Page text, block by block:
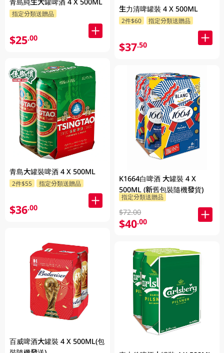
指定分類送贈品
$25.00
青島大罐裝啤酒 4 X 500ML
2件$55 指定分類送贈品
$36.00
百威啤酒大罐裝 4 X 500ML(包
生力清啤罐裝 4 X 500ML
2件$60 指定分類送贈品
$37.50
K1664白啤酒 大罐裝 4 X
500ML (新舊包裝隨機發貨)
指定分類送贈品
$72.00
$40.00